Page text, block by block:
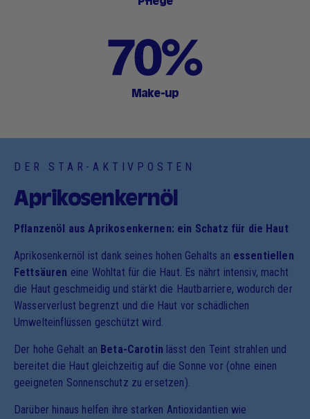
Make-up
DER STAR-AKTIVPOSTEN
Aprikosenkernöl
Pflanzenöl aus Aprikosenkernen: ein Schatz für die Haut
Aprikosenkernöl ist dank seines hohen Gehalts an essentiellen
Fettsäuren eine Wohltat für die Haut. Es nährt intensiv, macht
die Haut geschmeidig und stärkt die Hautbarriere, wodurch der
Wasserverlust begrenzt und die Haut vor schädlichen
Umwelteinflüssen geschützt wird.
Der hohe Gehalt an Beta-Carotin lässt den Teint strahlen und
bereitet die Haut gleichzeitig auf die Sonne vor (ohne einen
geeigneten Sonnenschutz zu ersetzen).
Darüber hinaus helfen ihre starken Antioxidantien wie